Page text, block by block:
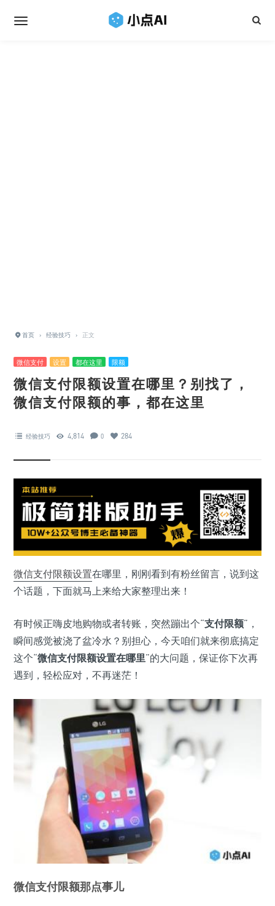
首页 › 经验技巧 › 正文
微信支付 设置 都在这里 限额
微信支付限额设置在哪里？别找了，
微信支付限额的事，都在这里
经验技巧 4,814 0 284
微信支付限额设置在哪里，刚刚看到有粉丝留言，说到这
个话题，下面就马上来给大家整理出来！
有时候正嗨皮地购物或者转账，突然蹦出个“支付限额”，
瞬间感觉被浇了盆冷水？别担心，今天咱们就来彻底搞定
这个“微信支付限额设置在哪里”的大问题，保证你下次再
遇到，轻松应对，不再迷茫！
微信支付限额那点事儿